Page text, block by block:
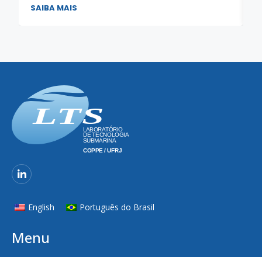
SAIBA MAIS
English Português do Brasil
Menu